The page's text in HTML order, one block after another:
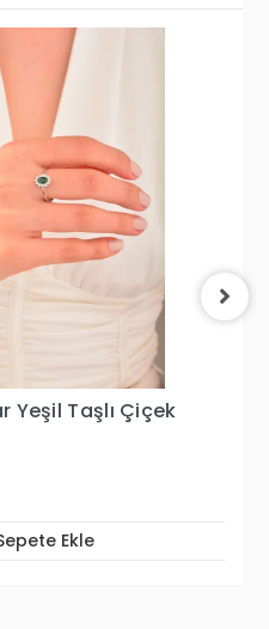
Taşlı Altın
Ekle